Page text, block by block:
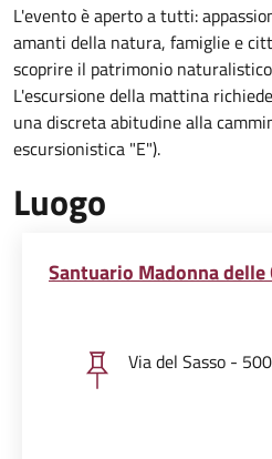
L'evento è aperto a tutti:
amanti della natura, famiglie e
scoprire il patrimonio
L'escursione della mattina
una discreta abitudine alla
escursionistica "E").
Luogo
Santuario Madonna delle
Via del Sasso -